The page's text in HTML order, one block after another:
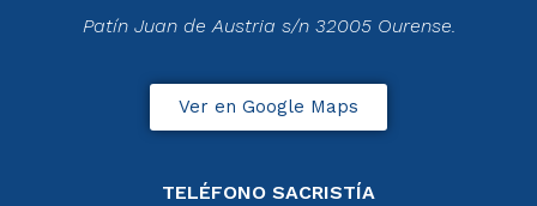
Patín Juan de Austria s/n 32005 Ourense.
Ver en Google Maps
TELÉFONO SACRISTÍA